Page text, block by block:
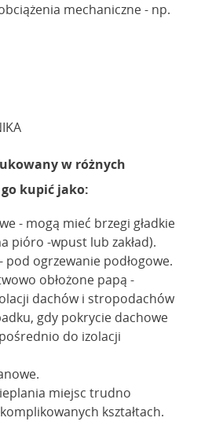
mechaniczne - np.
w różnych
kupić jako:
- mogą mieć brzegi gładkie
pióro -wpust lub zakład).
pod ogrzewanie podłogowe.
obłożone papą -
dachów i stropodachów
gdy pokrycie dachowe
do izolacji
miejsc trudno
kształtach.